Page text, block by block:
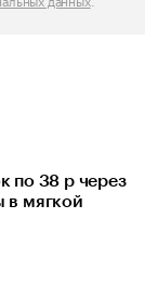
по 38 р через
в мягкой